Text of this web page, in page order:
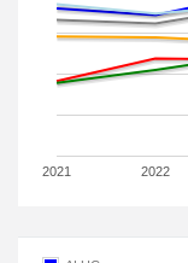
2021 2022